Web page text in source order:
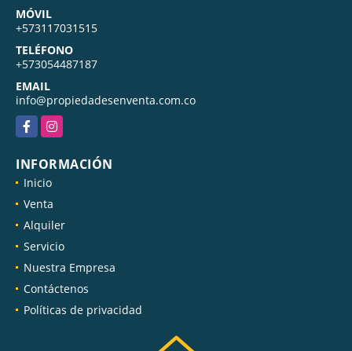
MÓVIL
+573117031515
TELÉFONO
+573054487187
EMAIL
info@propiedadesenventa.com.co
FacebookInstagram
INFORMACIÓN
Inicio
Venta
Alquiler
Servicio
Nuestra Empresa
Contáctenos
Políticas de privacidad